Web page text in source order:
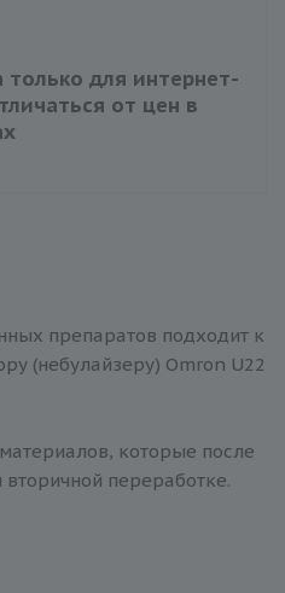
для интернет-
от цен в
препаратов подходит к
(небулайзеру) Omron U22
которые после
переработке.